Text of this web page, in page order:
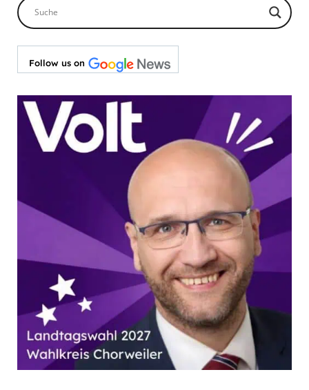
Follow us on